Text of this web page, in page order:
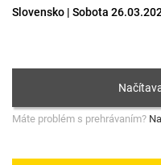
Slovensko | Sobota
Máte problém s prehrávaním?